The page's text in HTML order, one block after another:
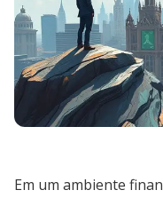
Em um ambiente